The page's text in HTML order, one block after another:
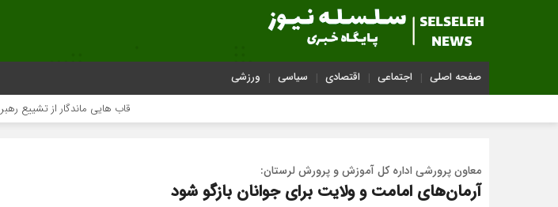
صفحه اصلی اجتماعی اقتصادی سیاسی ورزشی
قاب هایی ماندگار از تشییع رهبر
معاون پرورشی اداره‌ کل آموزش و پرورش لرستان:
آرمان‌های امامت و ولایت برای جوانان بازگو شود